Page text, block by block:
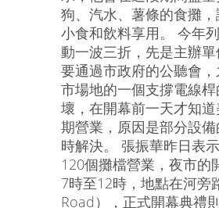
狗、汽水、薯條的食攤
小食和飲料享用。 今年
動一波三折，先是主辦
要通過市政府的公聽會
市場地的一個支撐電線
壞，在開幕前一天才知
期營業，原因是部分設
時解決。 張振華昨日表
120個攤檔營業，夜市的
7時至12時，地點在河旁
Road），正式開幕典禮